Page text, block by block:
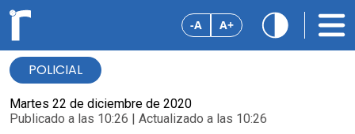
-A A+
POLICIAL
Martes 22 de diciembre de 2020
Publicado a las 10:26 | Actualizado a las 10:26